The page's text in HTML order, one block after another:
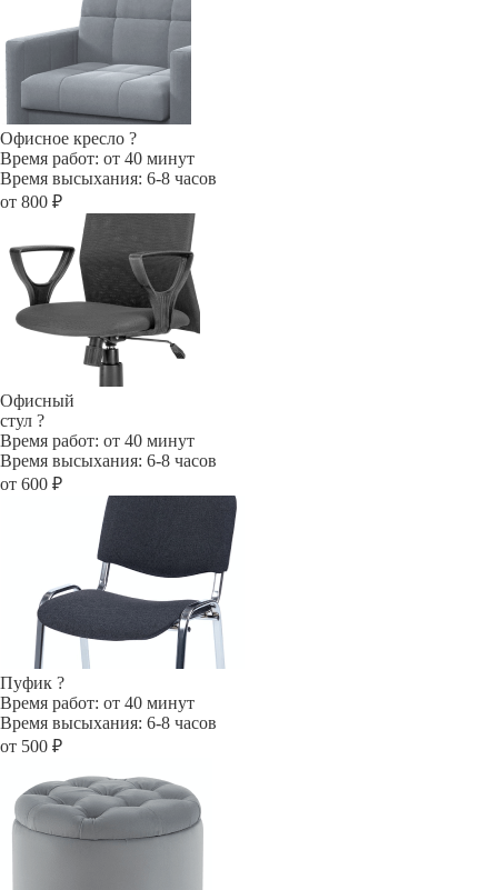
Офисное кресло ?
Время работ: от 40 минут
Время высыхания: 6-8 часов
от 800 ₽
Офисный
стул ?
Время работ: от 40 минут
Время высыхания: 6-8 часов
от 600 ₽
Пуфик ?
Время работ: от 40 минут
Время высыхания: 6-8 часов
от 500 ₽